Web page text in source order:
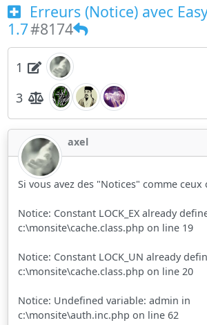
Erreurs (Notice) avec
1.7#8174
1
3
axel
Si vous avez des "Notices" comme ceux
Notice: Constant LOCK_EX already
c:\monsite\cache.class.php on line 19
Notice: Constant LOCK_UN already
c:\monsite\cache.class.php on line 20
Notice: Undefined variable: admin in
c:\monsite\auth.inc.php on line 62